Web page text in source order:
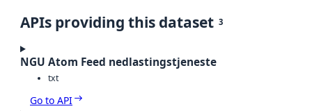
APIs providing this dataset 3
NGU Atom Feed nedlastingstjeneste
txt
Go to API